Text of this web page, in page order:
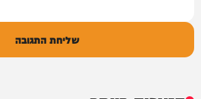
שליחת התגובה